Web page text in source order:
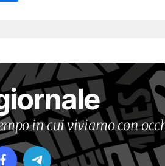
in cui viviamo con